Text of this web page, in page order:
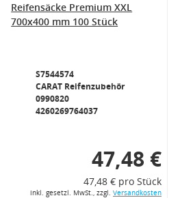
Reifensäcke Premium XXL
700x400 mm 100 Stück
S7544574
CARAT Reifenzubehör
0990820
4260269764037
47,48 €
47,48 € pro Stück
inkl. gesetzl. MwSt., zzgl. Versandkosten